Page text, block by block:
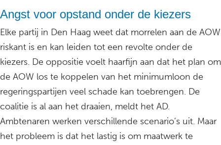
Angst voor opstand onder de kiezers
Elke partij in Den Haag weet dat morrelen aan de AOW
riskant is en kan leiden tot een revolte onder de
kiezers. De oppositie voelt haarfijn aan dat het plan om
de AOW los te koppelen van het minimumloon de
regeringspartijen veel schade kan toebrengen. De
coalitie is al aan het draaien, meldt het AD.
Ambtenaren werken verschillende scenario’s uit. Maar
het probleem is dat het lastig is om maatwerk te